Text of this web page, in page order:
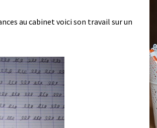
au cabinet voici son travail sur un